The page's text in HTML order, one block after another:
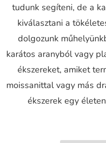
tudunk segíteni, de a
kiválasztani a
dolgozunk
karátos aranyból vagy
ékszereket, amiket
moissanittal vagy más
ékszerek egy